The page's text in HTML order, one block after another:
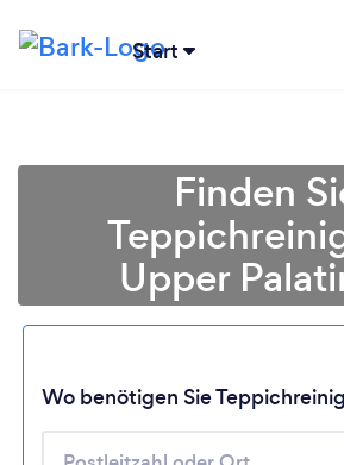
Start
Lädt ...
Finden
Upper
Wo benötigen Sie